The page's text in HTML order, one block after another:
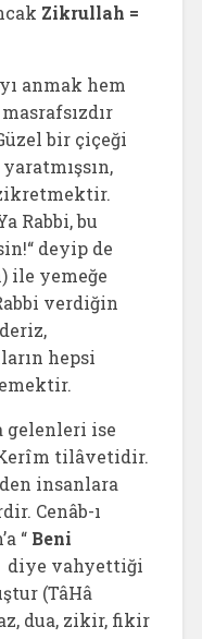
Zikrullah =
anmak hem
bir çiçeği
zikretmektir.
Rabbi, bu
deyip de
ile yemeğe
verdiğin
hepsi
gelenleri ise
Kerîm tilâvetidir.
insanlara
Cenâb-ı
“ Beni
diye vahyettiği
(TâHâ
dua, zikir, fikir